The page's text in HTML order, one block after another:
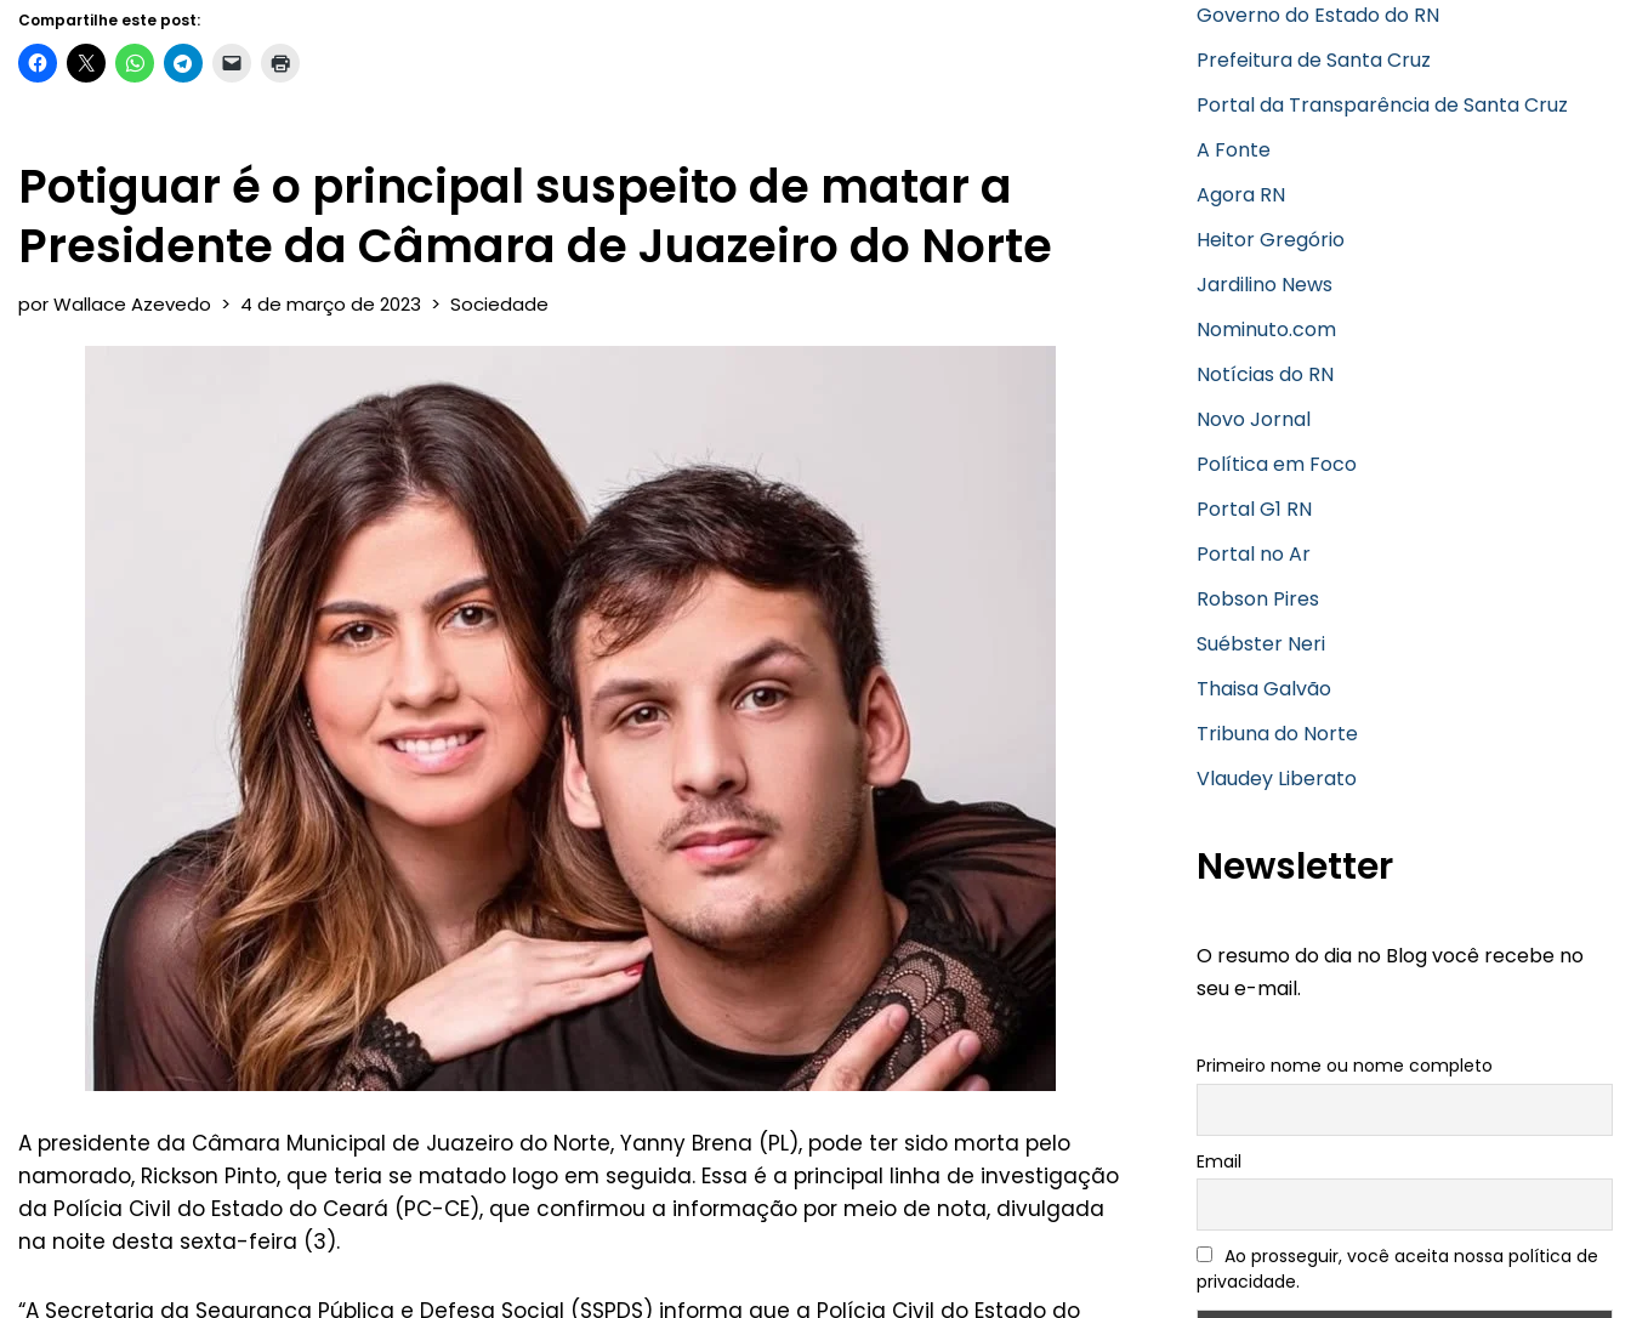
Compartilhe este post:
Potiguar é o principal suspeito de matar a
Presidente da Câmara de Juazeiro do Norte
porWallace Azevedo 4 de março de 2023 Sociedade
A presidente da Câmara Municipal de Juazeiro do Norte, Yanny Brena (PL), pode ter sido morta pelo
namorado, Rickson Pinto, que teria se matado logo em seguida. Essa é a principal linha de investigação
da Polícia Civil do Estado do Ceará (PC-CE), que confirmou a informação por meio de nota, divulgada
na noite desta sexta-feira (3).
“A Secretaria da Segurança Pública e Defesa Social (SSPDS) informa que a Polícia Civil do Estado do
Governo do Estado do RN
Prefeitura de Santa Cruz
Portal da Transparência de Santa Cruz
A Fonte
Agora RN
Heitor Gregório
Jardilino News
Nominuto.com
Notícias do RN
Novo Jornal
Política em Foco
Portal G1 RN
Portal no Ar
Robson Pires
Suébster Neri
Thaisa Galvão
Tribuna do Norte
Vlaudey Liberato
Newsletter
O resumo do dia no Blog você recebe no
seu e-mail.
Primeiro nome ou nome completo
Email
Ao prosseguir, você aceita nossa política de
privacidade.